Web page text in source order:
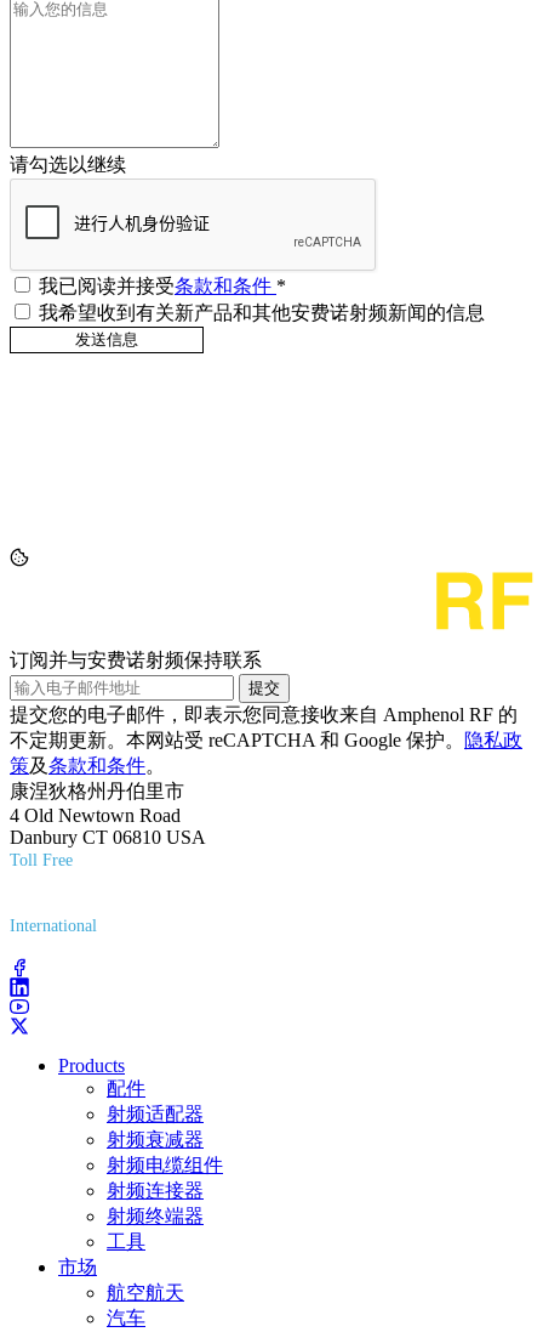
请勾选以继续
我已阅读并接受条款和条件 *
我希望收到有关新产品和其他安费诺射频新闻的信息
订阅并与安费诺射频保持联系
提交
提交您的电子邮件，即表示您同意接收来自 Amphenol RF 的
不定期更新。本网站受 reCAPTCHA 和 Google 保护。
隐私政
策及条款和条件。
康涅狄格州丹伯里市
4 Old Newtown Road
Danbury CT 06810 USA
Toll Free
International
Products
配件
射频适配器
射频衰减器
射频电缆组件
射频连接器
射频终端器
工具
市场
航空航天
汽车